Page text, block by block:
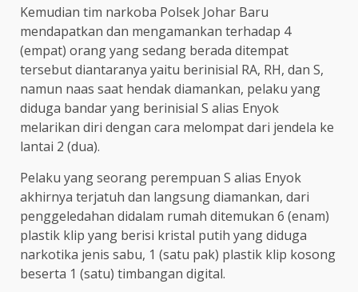
Kemudian tim narkoba Polsek Johar Baru
mendapatkan dan mengamankan terhadap 4
(empat) orang yang sedang berada ditempat
tersebut diantaranya yaitu berinisial RA, RH, dan S,
namun naas saat hendak diamankan, pelaku yang
diduga bandar yang berinisial S alias Enyok
melarikan diri dengan cara melompat dari jendela ke
lantai 2 (dua).
Pelaku yang seorang perempuan S alias Enyok
akhirnya terjatuh dan langsung diamankan, dari
penggeledahan didalam rumah ditemukan 6 (enam)
plastik klip yang berisi kristal putih yang diduga
narkotika jenis sabu, 1 (satu pak) plastik klip kosong
beserta 1 (satu) timbangan digital.